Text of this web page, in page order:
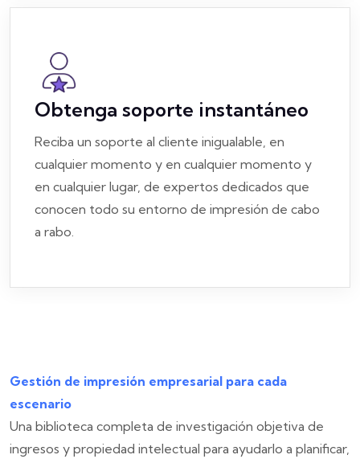
Obtenga soporte instantáneo
Reciba un soporte al cliente inigualable, en
cualquier momento y en cualquier momento y
en cualquier lugar, de expertos dedicados que
conocen todo su entorno de impresión de cabo
a rabo.
Gestión de impresión empresarial para cada
escenario
Una biblioteca completa de investigación objetiva de
ingresos y propiedad intelectual para ayudarlo a planificar,